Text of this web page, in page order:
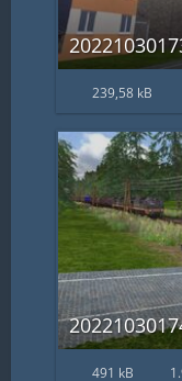
239,58 kB
491 kB